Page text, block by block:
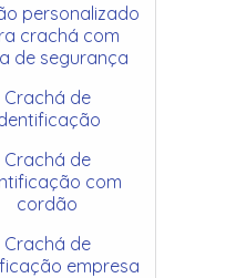
personalizado
crachá com
de segurança
Crachá de
Crachá de
com
cordão
Crachá de
empresa